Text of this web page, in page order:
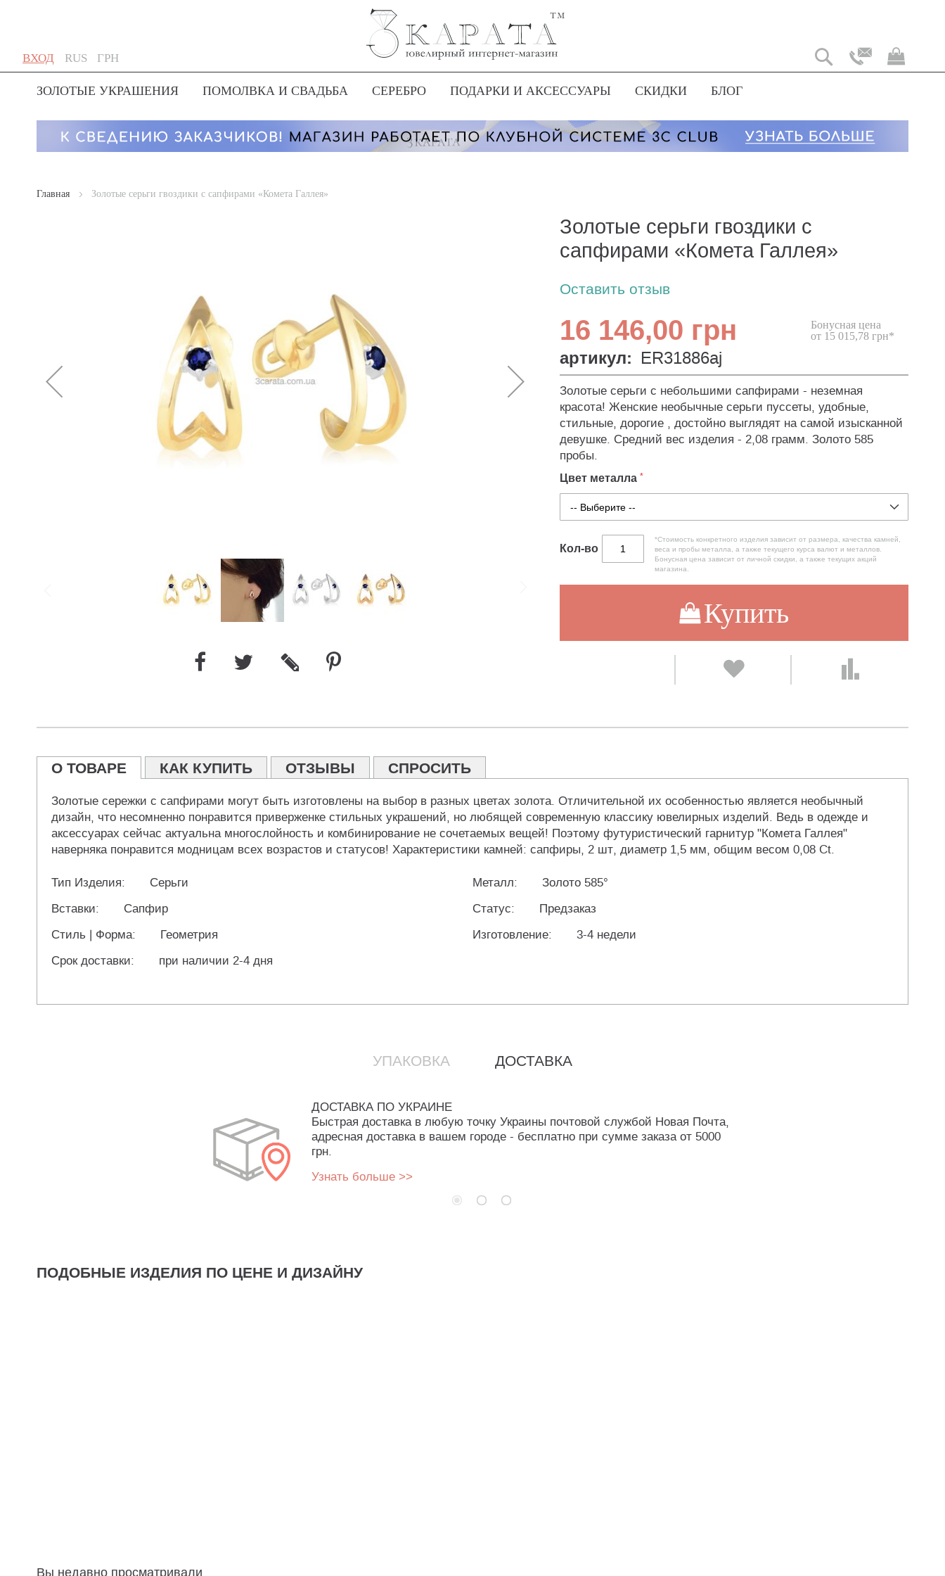
ВХОД
Skip
to
Content
Язык
RUS
Моя
Валюта
ГРН
ЗОЛОТЫЕ УКРАШЕНИЯ ПОМОЛВКА И СВАДЬБА СЕРЕБРО ПОДАРКИ И АКСЕССУАРЫ СКИДКИ БЛОГ
Главная Золотые серьги гвоздики с сапфирами «Комета Галлея»
Золотые серьги гвоздики с
сапфирами «Комета Галлея»
Оставить отзыв
16 146,00 грн
Бонусная цена
от 15 015,78 грн*
артикул: ER31886aj
Золотые серьги с небольшими сапфирами - неземная
красота! Женские необычные серьги пуссеты, удобные,
стильные, дорогие , достойно выглядят на самой изысканной
девушке. Средний вес изделия - 2,08 грамм. Золото 585
пробы.
Цвет металла
Кол-во
*Стоимость конкретного изделия зависит от размера, качества камней,
веса и пробы металла, а также текущего курса валют и металлов.
Бонусная цена зависит от личной скидки, а также текущих акций
магазина.
Купить
О ТОВАРЕ КАК КУПИТЬ ОТЗЫВЫ СПРОСИТЬ
Золотые сережки с сапфирами могут быть изготовлены на выбор в разных цветах золота. Отличительной их особенностью является необычный
дизайн, что несомненно понравится приверженке стильных украшений, но любящей современную классику ювелирных изделий. Ведь в одежде и
аксессуарах сейчас актуальна многослойность и комбинирование не сочетаемых вещей! Поэтому футуристический гарнитур "Комета Галлея"
наверняка понравится модницам всех возрастов и статусов! Характеристики камней: сапфиры, 2 шт, диаметр 1,5 мм, общим весом 0,08 Ct.
Тип Изделия: Серьги Металл:
Золото 585°
Вставки:
Сапфир Статус:
Предзаказ
Стиль | Форма:
Геометрия Изготовление:
3-4 недели
Срок доставки:
при наличии 2-4 дня
УПАКОВКА ДОСТАВКА
ДОСТАВКА ПО УКРАИНЕ
Быстрая доставка в любую точку Украины почтовой службой Новая Почта,
адресная доставка в вашем городе - бесплатно при сумме заказа от 5000
грн.
Узнать больше >>
ПОДОБНЫЕ ИЗДЕЛИЯ ПО ЦЕНЕ И ДИЗАЙНУ